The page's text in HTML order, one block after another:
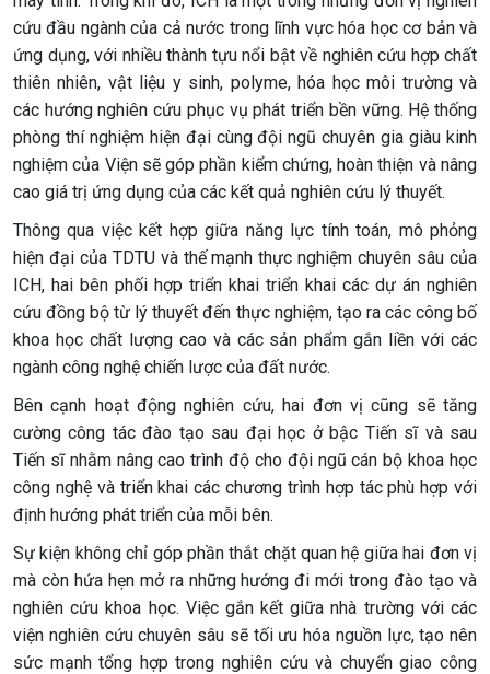
cứu đầu ngành của cả nước trong lĩnh vực hóa học cơ bản và
ứng dụng, với nhiều thành tựu nổi bật về nghiên cứu hợp chất
thiên nhiên, vật liệu y sinh, polyme, hóa học môi trường và
các hướng nghiên cứu phục vụ phát triển bền vững. Hệ thống
phòng thí nghiệm hiện đại cùng đội ngũ chuyên gia giàu kinh
nghiệm của Viện sẽ góp phần kiểm chứng, hoàn thiện và nâng
cao giá trị ứng dụng của các kết quả nghiên cứu lý thuyết.
Thông qua việc kết hợp giữa năng lực tính toán, mô phỏng
hiện đại của TDTU và thế mạnh thực nghiệm chuyên sâu của
ICH, hai bên phối hợp triển khai triển khai các dự án nghiên
cứu đồng bộ từ lý thuyết đến thực nghiệm, tạo ra các công bố
khoa học chất lượng cao và các sản phẩm gắn liền với các
ngành công nghệ chiến lược của đất nước.
Bên cạnh hoạt động nghiên cứu, hai đơn vị cũng sẽ tăng
cường công tác đào tạo sau đại học ở bậc Tiến sĩ và sau
Tiến sĩ nhằm nâng cao trình độ cho đội ngũ cán bộ khoa học
công nghệ và triển khai các chương trình hợp tác phù hợp với
định hướng phát triển của mỗi bên.
Sự kiện không chỉ góp phần thắt chặt quan hệ giữa hai đơn vị
mà còn hứa hẹn mở ra những hướng đi mới trong đào tạo và
nghiên cứu khoa học. Việc gắn kết giữa nhà trường với các
viện nghiên cứu chuyên sâu sẽ tối ưu hóa nguồn lực, tạo nên
sức mạnh tổng hợp trong nghiên cứu và chuyển giao công